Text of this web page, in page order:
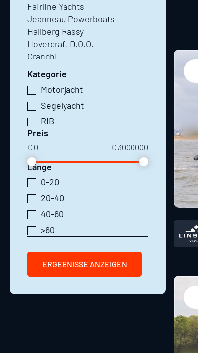
Fairline Yachts
Jeanneau Powerboats
Hallberg Rassy
Hovercraft D.O.O.
Cranchi
Kategorie
Motorjacht
Segelyacht
RIB
Preis
€ 0 € 3000000
Länge
0-20
20-40
40-60
>60
ERGEBNISSE ANZEIGEN